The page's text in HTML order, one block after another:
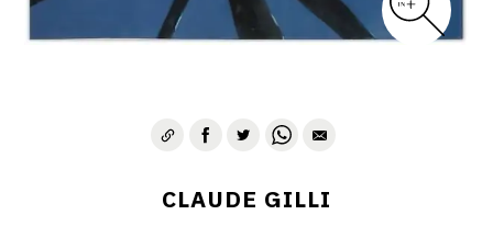
CLAUDE GILLI